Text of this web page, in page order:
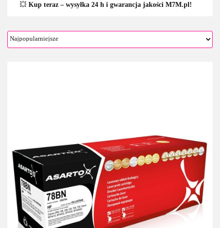
💥 Kup teraz – wysyłka 24 h i gwarancja jakości M7M.pl!